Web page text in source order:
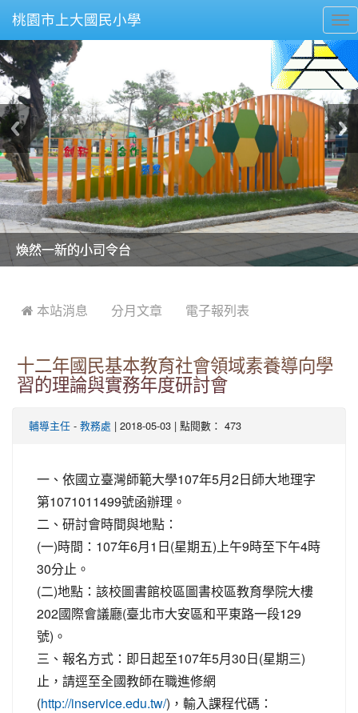
桃園市上大國民小學
美麗的操場是我們活力的來源
美麗的操場是我們活力的來源
煥然一新的小司令台
煥然一新的小司令台
富含桃園埤塘田園風光意象的中廊
富含桃園埤塘田園風光意象的中廊
嶄新的中庭廣場
嶄新的中庭廣場
水生池生生不息
水生池生生不息
 本站消息 分月文章 電子報列表
十二年國民基本教育社會領域素養導向學
習的理論與實務年度研討會
輔導主任 - 教務處 | 2018-05-03 | 點閱數： 473
一、依國立臺灣師範大學107年5月2日師大地理字
第1071011499號函辦理。
二、研討會時間與地點：
(一)時間：107年6月1日(星期五)上午9時至下午4時
30分止。
(二)地點：該校圖書館校區圖書校區教育學院大樓
202國際會議廳(臺北市大安區和平東路一段129
號)。
三、報名方式：即日起至107年5月30日(星期三)
止，請逕至全國教師在職進修網
(http://inservice.edu.tw/)，輸入課程代碼：